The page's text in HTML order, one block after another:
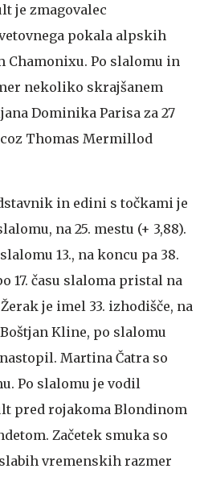
je zmagovalec
pokala alpskih
Chamonixu. Po slalomu in
nekoliko skrajšanem
Dominika Parisa za 27
Thomas Mermillod
in edini s točkami je
na 25. mestu (+ 3,88).
13., na koncu pa 38.
17. času slaloma pristal na
je imel 33. izhodišče, na
Kline, po slalomu
Martina Čatra so
Po slalomu je vodil
pred rojakoma Blondinom
Začetek smuka so
vremenskih razmer